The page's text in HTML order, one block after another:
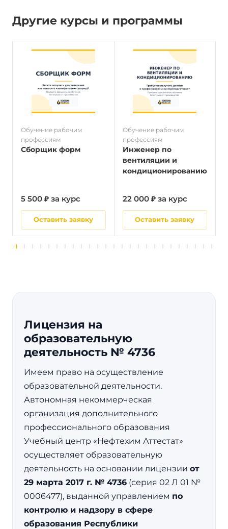
Другие курсы и программы
Обучение рабочим
профессиям
Сборщик форм
5 500 ₽ за курс
Оставить заявку
Обучение рабочим
профессиям
Инженер по
вентиляции и
кондиционированию
22 000 ₽ за курс
Оставить заявку
Лицензия на
образовательную
деятельность № 4736
Имеем право на осуществление
образовательной деятельности.
Автономная некоммерческая
организация дополнительного
профессионального образования
Учебный центр «Нефтехим Аттестат»
осуществляет образовательную
деятельность на основании лицензии от
29 марта 2017 г. № 4736 (серия 02 Л 01 №
0006477), выданной управлением по
контролю и надзору в сфере
образования Республики